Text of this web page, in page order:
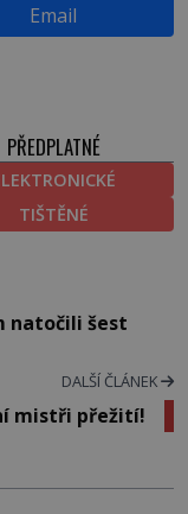
Email
PŘEDPLATNÉ
TIŠTĚNÉ
natočili šest
DALŠÍ ČLÁNEK
mistři přežití!